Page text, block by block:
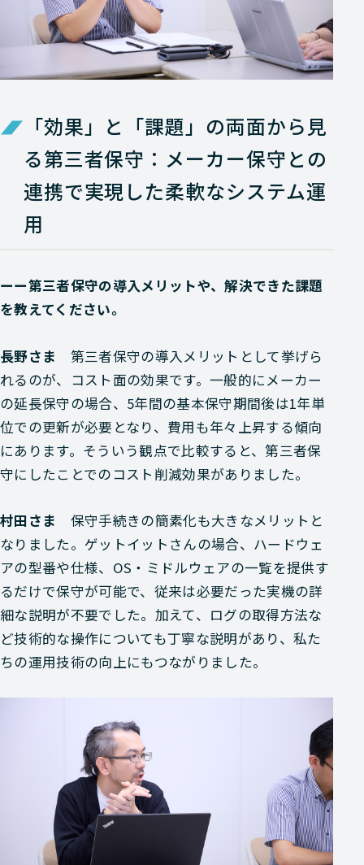
「効果」と「課題」の両面から見
る第三者保守：メーカー保守との
連携で実現した柔軟なシステム運
用
ーー第三者保守の導入メリットや、解決できた課題
を教えてください。
長野さま 第三者保守の導入メリットとして挙げら
れるのが、コスト面の効果です。一般的にメーカー
の延長保守の場合、5年間の基本保守期間後は1年単
位での更新が必要となり、費用も年々上昇する傾向
にあります。そういう観点で比較すると、第三者保
守にしたことでのコスト削減効果がありました。
村田さま 保守手続きの簡素化も大きなメリットと
なりました。ゲットイットさんの場合、ハードウェ
アの型番や仕様、OS・ミドルウェアの一覧を提供す
るだけで保守が可能で、従来は必要だった実機の詳
細な説明が不要でした。加えて、ログの取得方法な
ど技術的な操作についても丁寧な説明があり、私た
ちの運用技術の向上にもつながりました。